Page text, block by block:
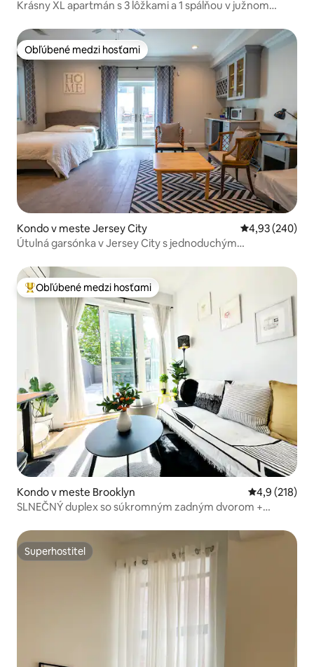
Krásny XL apartmán s 3 lôžkami a 1 spálňou v južnom
Obľúbené medzi hosťami
Obľúbené medzi hosťami
Kondo v meste Jersey City Priemerné
4,93 (240)
Útulná garsónka v Jersey City s jednoduchým
Najobľúbenejšie medzi hosťami
Obľúbené medzi hosťami
Kondo v meste Brooklyn Priemerné
4,9 (218)
SLNEČNÝ duplex so súkromným zadným dvorom +
Superhostiteľ
Superhostiteľ